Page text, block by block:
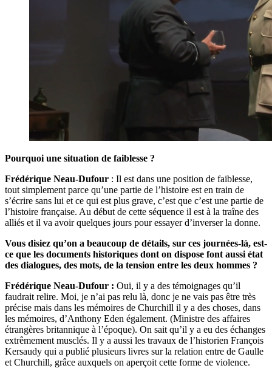
Pourquoi une situation de faiblesse ?
Frédérique Neau-Dufour : Il est dans une position de faiblesse,
tout simplement parce qu’une partie de l’histoire est en train de
s’écrire sans lui et ce qui est plus grave, c’est que c’est une partie de
l’histoire française. Au début de cette séquence il est à la traîne des
alliés et il va avoir quelques jours pour essayer d’inverser la donne.
Vous disiez qu’on a beaucoup de détails, sur ces journées-là, est-
ce que les documents historiques dont on dispose font aussi état
des dialogues, des mots, de la tension entre les deux hommes ?
Frédérique Neau-Dufour : Oui, il y a des témoignages qu’il
faudrait relire. Moi, je n’ai pas relu là, donc je ne vais pas être très
précise mais dans les mémoires de Churchill il y a des choses, dans
les mémoires, d’Anthony Eden également. (Ministre des affaires
étrangères britannique à l’époque). On sait qu’il y a eu des échanges
extrêmement musclés. Il y a aussi les travaux de l’historien François
Kersaudy qui a publié plusieurs livres sur la relation entre de Gaulle
et Churchill, grâce auxquels on aperçoit cette forme de violence.